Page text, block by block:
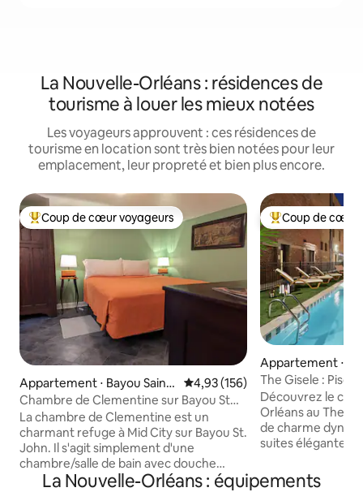
La Nouvelle-Orléans : résidences de
tourisme à louer les mieux notées
Les voyageurs approuvent : ces résidences de
tourisme en location sont très bien notées pour leur
emplacement, leur propreté et bien plus encore.
Coups de cœur voyageurs les plus appréciés
Coup de cœur voyageurs
Appartement ⋅ Bayou Saint-
Jean
Évaluation moyenne sur la
4,93 (156)
Chambre de Clementine sur Bayou St
John
La chambre de Clementine est un
charmant refuge à Mid City sur Bayou St.
John. Il s'agit simplement d'une
chambre/salle de bain avec douche
carrelée, lave-linge/sèche-linge et lit
Coups de cœur
Coup de cœur
Appartement ⋅
istrict
The Gisele :
de bain pour 8
tramway
Découvrez le
Orléans au The
de charme
suites élégantes,
avec des briques
La Nouvelle-Orléans : équipements